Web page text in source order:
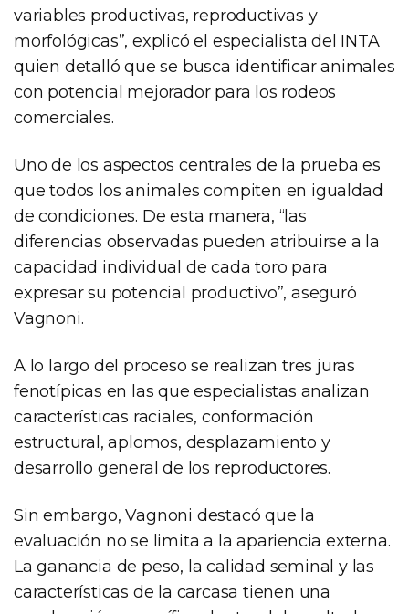
variables productivas, reproductivas y
morfológicas”, explicó el especialista del INTA
quien detalló que se busca identificar animales
con potencial mejorador para los rodeos
comerciales.
Uno de los aspectos centrales de la prueba es
que todos los animales compiten en igualdad
de condiciones. De esta manera, “las
diferencias observadas pueden atribuirse a la
capacidad individual de cada toro para
expresar su potencial productivo”, aseguró
Vagnoni.
A lo largo del proceso se realizan tres juras
fenotípicas en las que especialistas analizan
características raciales, conformación
estructural, aplomos, desplazamiento y
desarrollo general de los reproductores.
Sin embargo, Vagnoni destacó que la
evaluación no se limita a la apariencia externa.
La ganancia de peso, la calidad seminal y las
características de la carcasa tienen una